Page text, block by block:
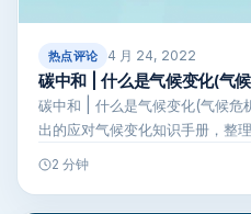
热点评论 4 月 24, 2022
碳中和 | 什么是气候变化(气
碳中和 | 什么是气候变化(气候危
出的应对气候变化知识手册，整
2 分钟